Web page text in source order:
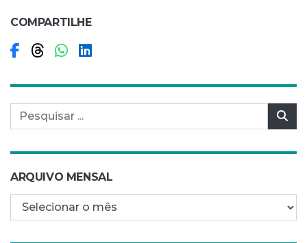
COMPARTILHE
Compartilhar no Facebook
Compartilhar no Threads
Compartilhar no WhatsApp
Compartilhar no LinkedIn
Pesquisar por:
ARQUIVO MENSAL
Arquivo mensal